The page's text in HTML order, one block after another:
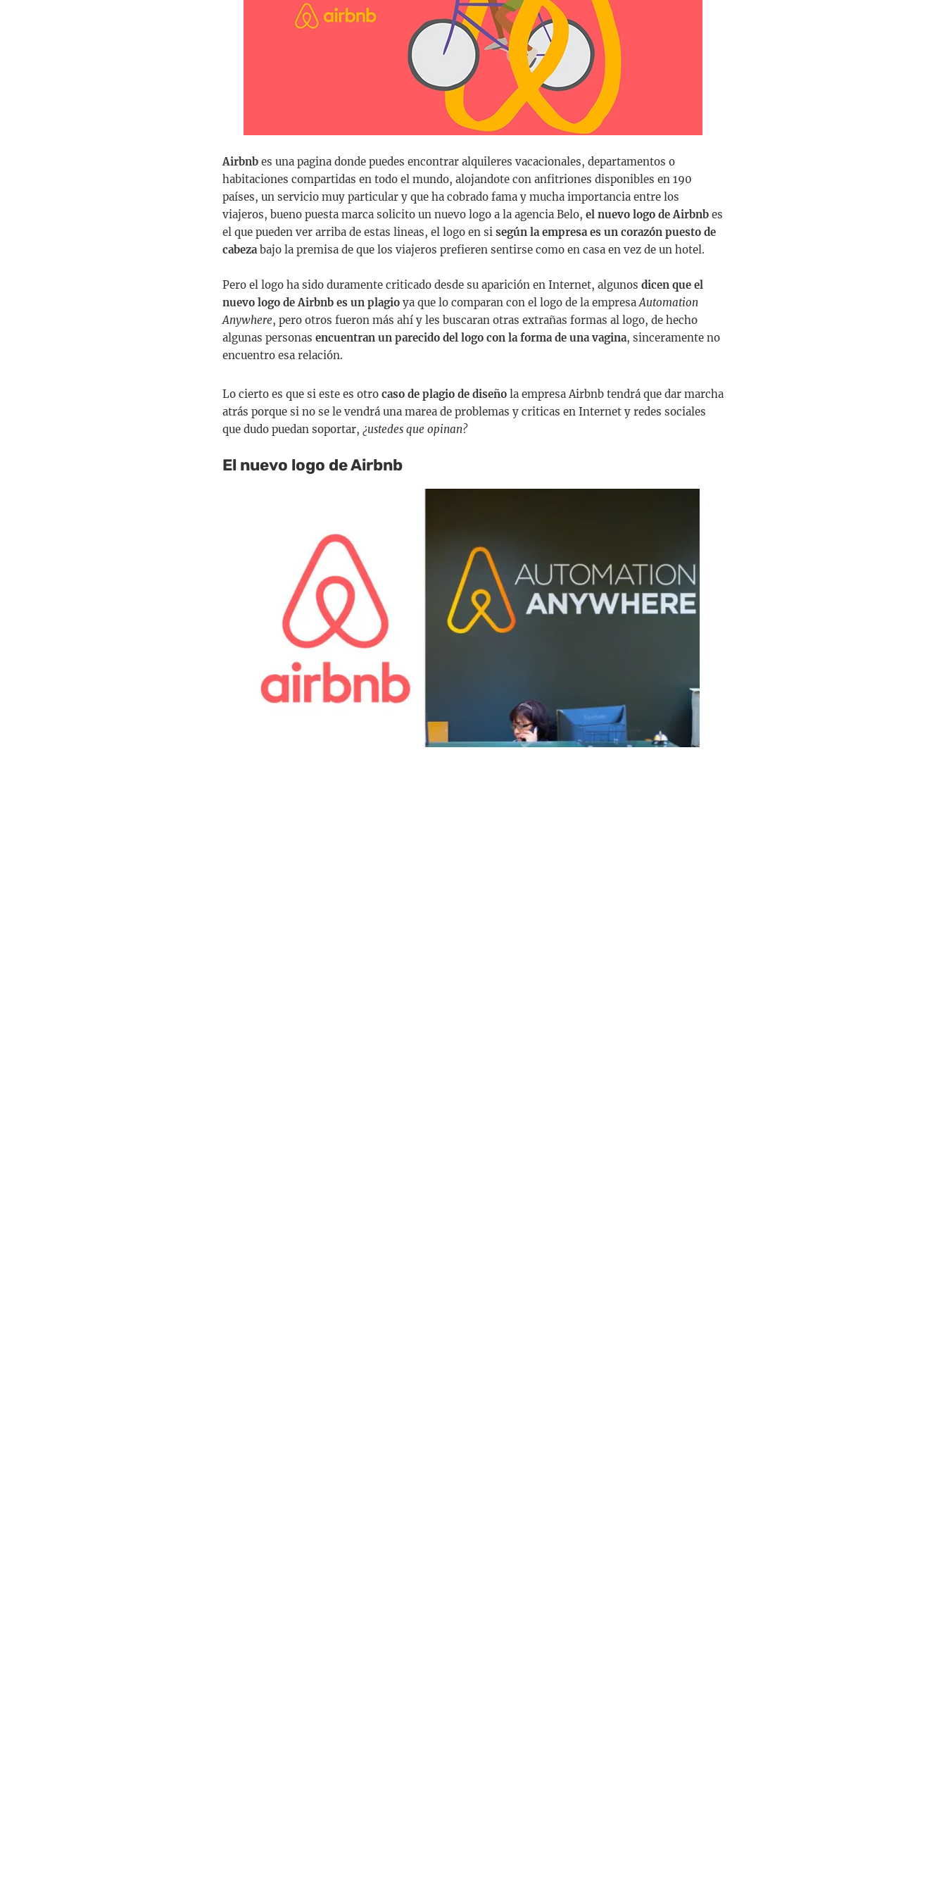
Airbnb es una pagina donde puedes encontrar alquileres vacacionales, departamentos o
habitaciones compartidas en todo el mundo, alojandote con anfitriones disponibles en 190
países, un servicio muy particular y que ha cobrado fama y mucha importancia entre los
viajeros, bueno puesta marca solicito un nuevo logo a la agencia Belo, el nuevo logo de Airbnb es
el que pueden ver arriba de estas lineas, el logo en si según la empresa es un corazón puesto de
cabeza bajo la premisa de que los viajeros prefieren sentirse como en casa en vez de un hotel.
Pero el logo ha sido duramente criticado desde su aparición en Internet, algunos dicen que el
nuevo logo de Airbnb es un plagio ya que lo comparan con el logo de la empresa Automation
Anywhere, pero otros fueron más ahí y les buscaran otras extrañas formas al logo, de hecho
algunas personas encuentran un parecido del logo con la forma de una vagina, sinceramente no
encuentro esa relación.
Lo cierto es que si este es otro caso de plagio de diseño la empresa Airbnb tendrá que dar marcha
atrás porque si no se le vendrá una marea de problemas y criticas en Internet y redes sociales
que dudo puedan soportar, ¿ustedes que opinan?
El nuevo logo de Airbnb